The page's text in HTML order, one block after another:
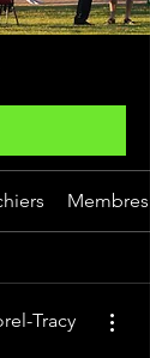
Membres
Tracy